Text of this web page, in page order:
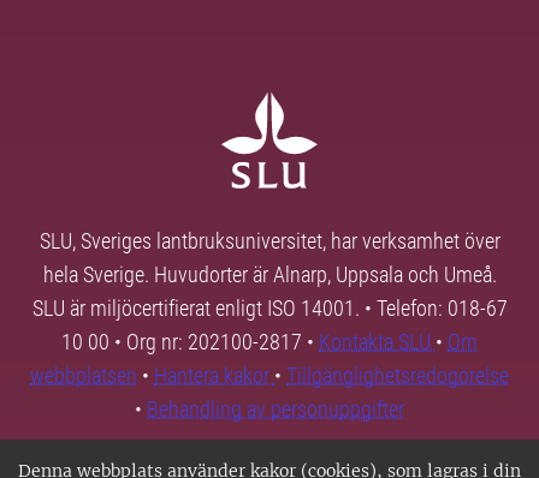
Denna webbplats använder kakor (cookies), som lagras i din
SLU, Sveriges lantbruksuniversitet, har verksamhet över
hela Sverige. Huvudorter är Alnarp, Uppsala och Umeå.
SLU är miljöcertifierat enligt ISO 14001. • Telefon: 018-67
10 00 • Org nr: 202100-2817 • Kontakta SLU • Om
webbplatsen • Hantera kakor • Tillgänglighetsredogörelse
• Behandling av personuppgifter